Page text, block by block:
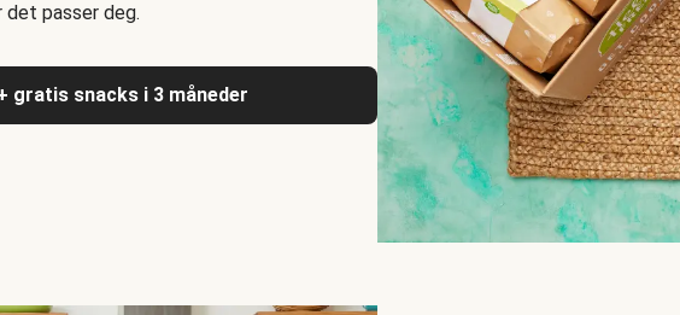
det passer deg.
gratis snacks i 3 måneder